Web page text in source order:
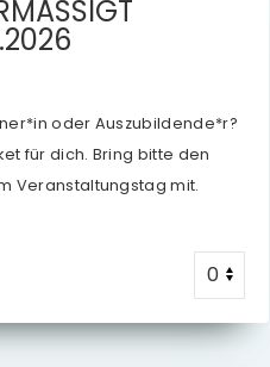
oder Auszubildende*r?
für dich. Bring bitte den
Veranstaltungstag mit.